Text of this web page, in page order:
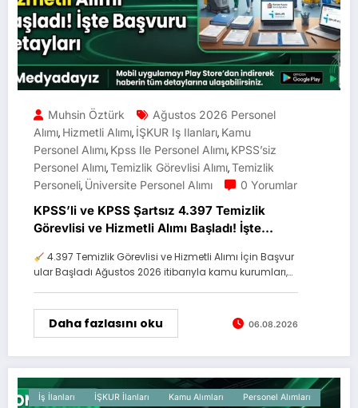
Muhsin Öztürk
Ağustos 2026 Personel
Alımı, Hizmetli Alımı, İŞKUR Iş Ilanları, Kamu
Personel Alımı, Kpss Ile Personel Alımı, KPSS’siz
Personel Alımı,Temizlik Görevlisi Alımı,Temizlik
Personeli, Üniversite Personel Alımı 0 Yorumlar
KPSS’li ve KPSS Şartsız 4.397 Temizlik
Görevlisi ve Hizmetli Alımı Başladı! İşte
4.397 Temizlik Görevlisi ve Hizmetli Alımı İçin Başvur
ular Başladı Ağustos 2026 itibarıyla kamu kurumları,…
Daha fazlasını oku 06.08.2026
İş İlanları İŞKUR İlanları Kamu Alımları Personel Alımları